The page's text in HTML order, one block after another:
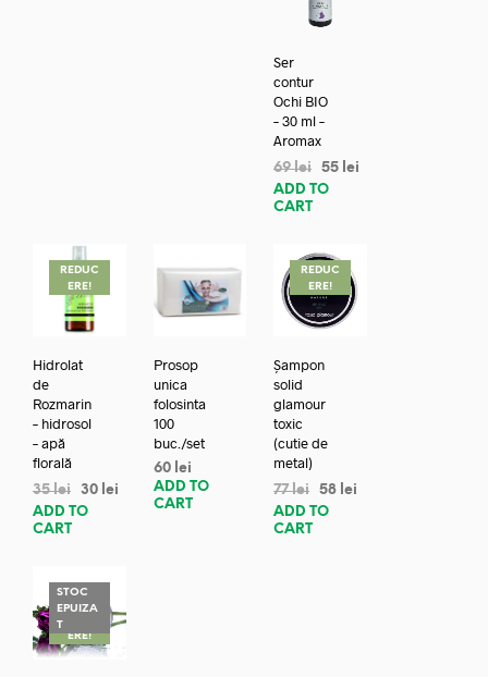
Ser
contur
Ochi BIO
– 30 ml –
Aromax
69lei 55 lei
ADD TO
CART
REDUC
ERE!
Hidrolat
de
Rozmarin
– hidrosol
– apă
florală
35lei 30 lei
ADD TO
CART
Prosop
unica
folosinta
100
buc./set
60 lei
ADD TO
CART
REDUC
ERE!
Șampon
solid
glamour
toxic
(cutie de
metal)
77lei 58 lei
ADD TO
CART
STOC
EPUIZA
TREDUC
ERE!